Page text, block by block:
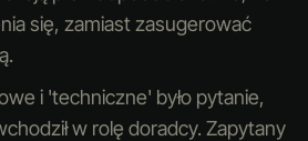
się, zamiast zasugerować
i 'techniczne' było pytanie,
w rolę doradcy. Zapytany